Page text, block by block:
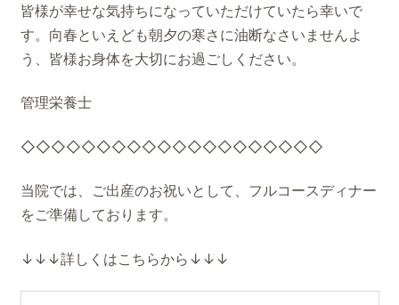
皆様が幸せな気持ちになっていただけていたら幸いで
す。向春といえども朝夕の寒さに油断なさいませんよ
う、皆様お身体を大切にお過ごしください。
管理栄養士
◇◇◇◇◇◇◇◇◇◇◇◇◇◇◇◇◇◇◇◇
当院では、ご出産のお祝いとして、フルコースディナー
をご準備しております。
↓↓↓詳しくはこちらから↓↓↓